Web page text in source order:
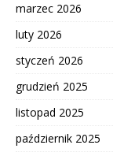
marzec 2026
luty 2026
styczeń 2026
grudzień 2025
listopad 2025
październik 2025